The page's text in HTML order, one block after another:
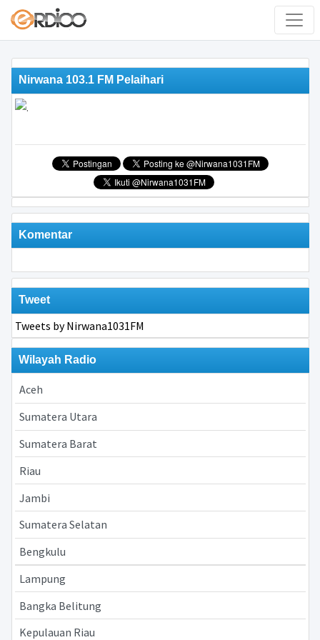
Nirwana 103.1 FM Pelaihari
Komentar
Tweet
Tweets by Nirwana1031FM
Wilayah Radio
Aceh
Sumatera Utara
Sumatera Barat
Riau
Jambi
Sumatera Selatan
Bengkulu
Lampung
Bangka Belitung
Kepulauan Riau